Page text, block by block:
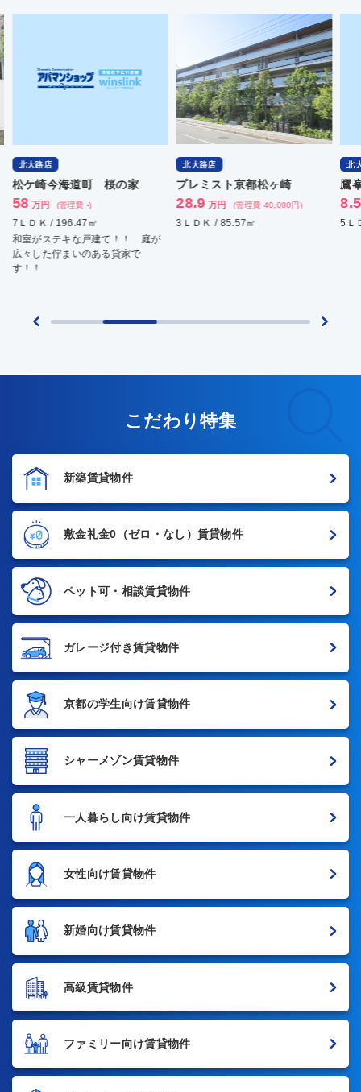
北大路店
プレミスト京都松ヶ崎
28.9 万円 (管理費 40,000円)
3ＬＤＫ / 85.57㎡
北大路店
鷹峯旧土井町貸家
8.5 万円 (管理費 -)
5ＬＤＫ / 120.14㎡
北
衣
5Ｌ
こだわり特集
新築賃貸物件
敷金礼金0 （ゼロ・なし）賃貸物件
ペット可・相談賃貸物件
ガレージ付き賃貸物件
京都の学生向け賃貸物件
シャーメゾン賃貸物件
一人暮らし向け賃貸物件
女性向け賃貸物件
新婚向け賃貸物件
高級賃貸物件
ファミリー向け賃貸物件